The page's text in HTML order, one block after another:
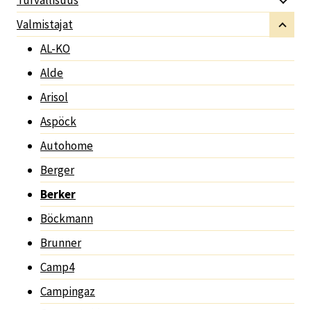
Valmistajat
AL-KO
Alde
Arisol
Aspöck
Autohome
Berger
Berker
Böckmann
Brunner
Camp4
Campingaz